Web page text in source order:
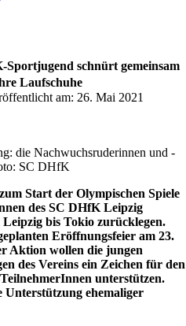
schnürt gemeinsam
Laufschuhe
am: 26. Mai 2021
die Nachwuchsruderinnen und -
SC DHfK
Start der Olympischen Spiele
des SC DHfK Leipzig
bis Tokio zurücklegen.
Eröffnungsfeier am 23.
Aktion wollen die jungen
des Vereins ein Zeichen für den
unterstützen.
Unterstützung ehemaliger